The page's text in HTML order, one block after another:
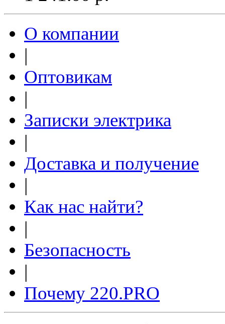
О компании
|
Оптовикам
|
Записки электрика
|
Доставка и получение
|
Как нас найти?
|
Безопасность
|
Почему 220.PRO